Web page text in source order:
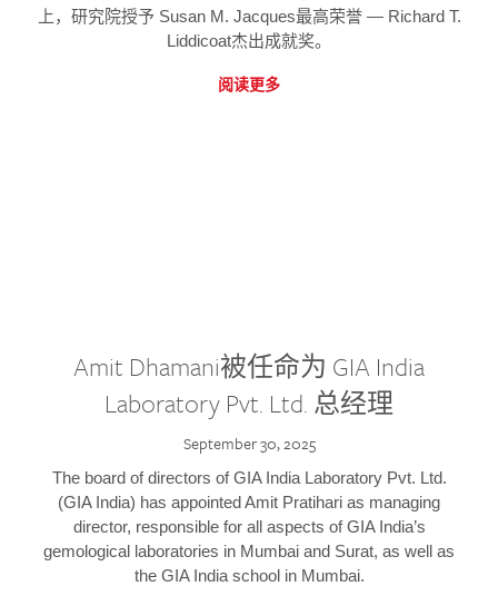
上，研究院授予 Susan M. Jacques最高荣誉 — Richard T.
Liddicoat杰出成就奖。
阅读更多
Amit Dhamani被任命为 GIA India
Laboratory Pvt. Ltd. 总经理
September 30, 2025
The board of directors of GIA India Laboratory Pvt. Ltd.
(GIA India) has appointed Amit Pratihari as managing
director, responsible for all aspects of GIA India’s
gemological laboratories in Mumbai and Surat, as well as
the GIA India school in Mumbai.